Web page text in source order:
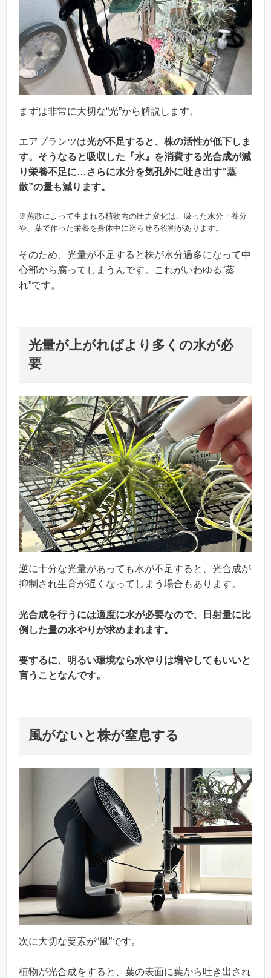
まずは非常に大切な“光”から解説します。
エアプランツは光が不足すると、株の活性が低下しま
す。そうなると吸収した『水』を消費する光合成が減
り栄養不足に…さらに水分を気孔外に吐き出す“蒸
散”の量も減ります。
※蒸散によって生まれる植物内の圧力変化は、吸った水分・養分
や、葉で作った栄養を身体中に巡らせる役割があります。
そのため、光量が不足すると株が水分過多になって中
心部から腐ってしまうんです。これがいわゆる“蒸
れ”です。
光量が上がればより多くの水が必
要
逆に十分な光量があっても水が不足すると、光合成が
抑制され生育が遅くなってしまう場合もあります。
光合成を行うには適度に水が必要なので、日射量に比
例した量の水やりが求めまれます。
要するに、明るい環境なら水やりは増やしてもいいと
言うことなんです。
風がないと株が窒息する
次に大切な要素が“風”です。
植物が光合成をすると、葉の表面に葉から吐き出され